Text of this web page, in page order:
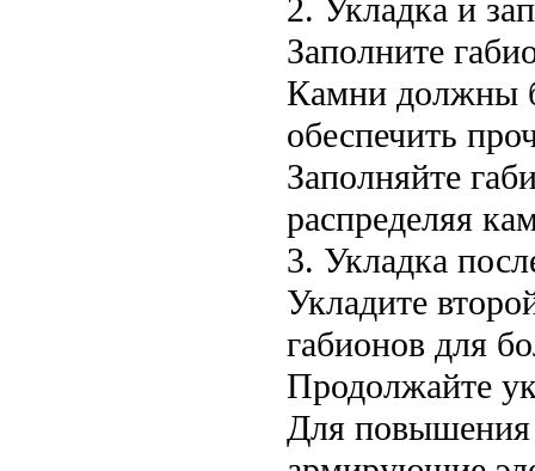
2. Укладка и
Заполните
Камни должны
обеспечить
Заполняйте
распределяя
3. Укладка
Укладите
габионов для
Продолжайте
Для повышения